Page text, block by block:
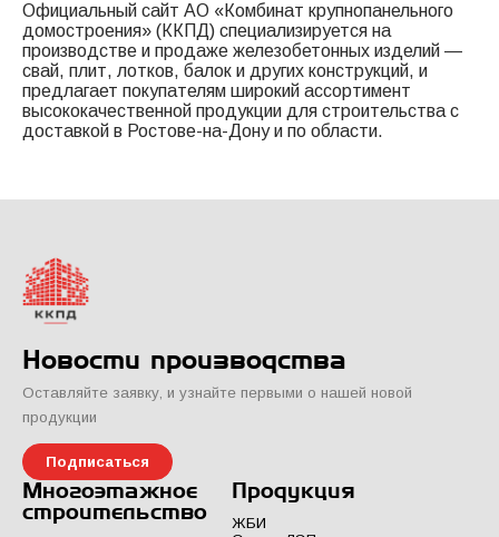
Официальный сайт АО «Комбинат крупнопанельного
домостроения» (ККПД) специализируется на
производстве и продаже железобетонных изделий —
свай, плит, лотков, балок и других конструкций, и
предлагает покупателям широкий ассортимент
высококачественной продукции для строительства с
доставкой в Ростове-на-Дону и по области.
Новости производства
Оставляйте заявку, и узнайте первыми о нашей новой
продукции
Подписаться
Многоэтажное
строительство
Продукция
ЖБИ